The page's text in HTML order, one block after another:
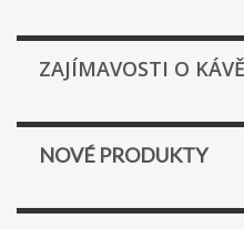
ZAJÍMAVOSTI O KÁVĚ
NOVÉ PRODUKTY